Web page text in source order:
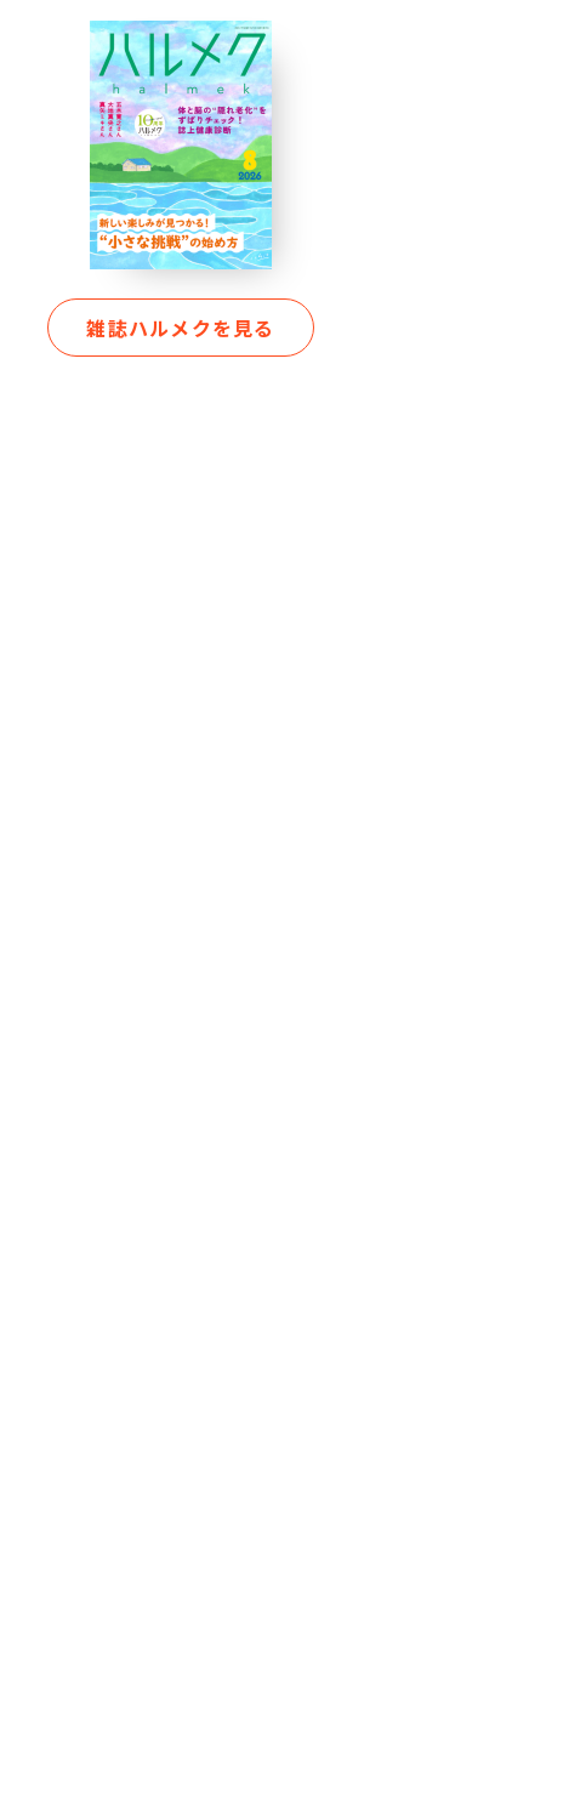
雑誌ハルメクを見る